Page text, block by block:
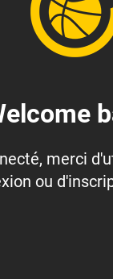
merci
ou